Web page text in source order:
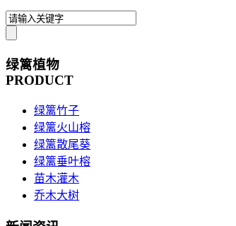
绿篱植物
PRODUCT
绿篱竹子
绿篱火山榕
绿篱散尾葵
绿篱垂叶榕
苗木灌木
乔木大树